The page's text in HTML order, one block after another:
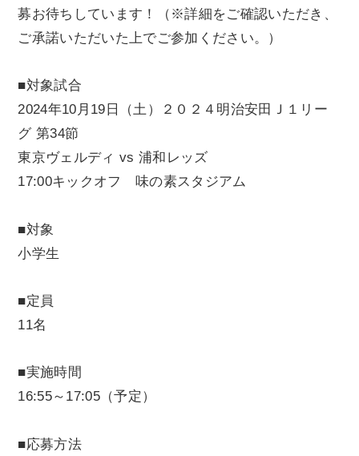
募お待ちしています！（※詳細をご確認いただき、
ご承諾いただいた上でご参加ください。）
■対象試合
2024年10月19日（土）２０２４明治安田Ｊ１リー
グ 第34節
東京ヴェルディ vs 浦和レッズ
17:00キックオフ 味の素スタジアム
■対象
小学生
■定員
11名
■実施時間
16:55～17:05（予定）
■応募方法